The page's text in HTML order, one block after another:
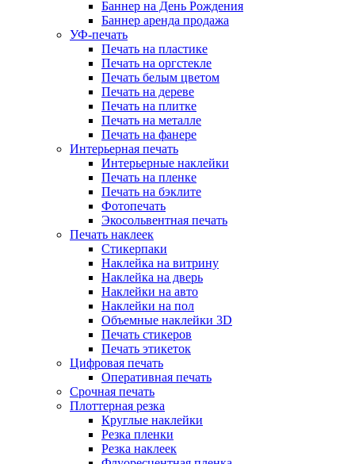
Баннер на День Рождения
Баннер аренда продажа
УФ-печать
Печать на пластике
Печать на оргстекле
Печать белым цветом
Печать на дереве
Печать на плитке
Печать на металле
Печать на фанере
Интерьерная печать
Интерьерные наклейки
Печать на пленке
Печать на бэклите
Фотопечать
Экосольвентная печать
Печать наклеек
Стикерпаки
Наклейка на витрину
Наклейка на дверь
Наклейки на авто
Наклейки на пол
Объемные наклейки 3D
Печать стикеров
Печать этикеток
Цифровая печать
Оперативная печать
Срочная печать
Плоттерная резка
Круглые наклейки
Резка пленки
Резка наклеек